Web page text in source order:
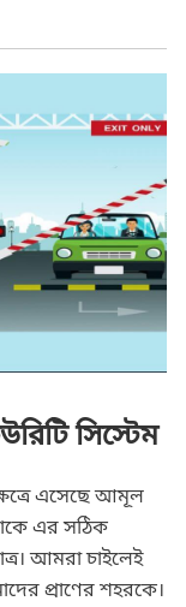
সিস্টেম
এসেছে আমূল
এর সঠিক
আমরা চাইলেই
প্রাণের শহরকে।